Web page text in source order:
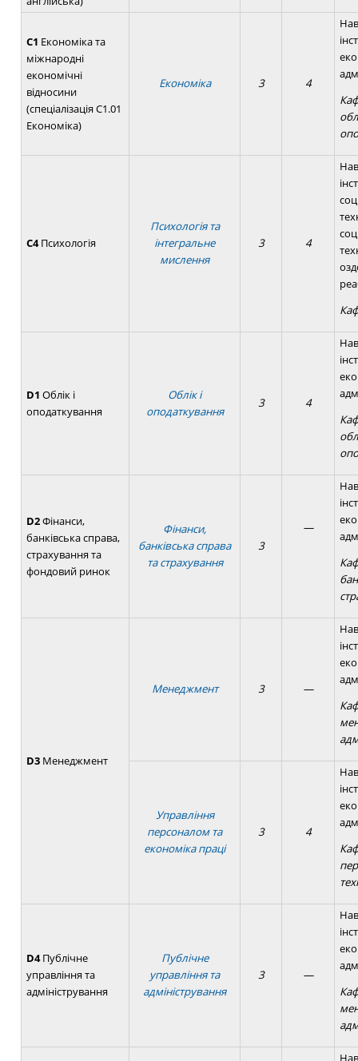
C1 Економіка та
міжнародні
економічні
відносини
(спеціалізація C1.01
Економіка)
Економіка 3 4
С4Психологія
Психологія та
інтегральне
мислення
3 4
D1 Облік і
оподаткування
Облік і
оподаткування
3 4
D2Фінанси,
банківська справа,
страхування та
фондовий ринок
Фінанси,
банківська справа
та страхування
3
—
D3 Менеджмент
Менеджмент 3 —
Управління
персоналом та
економіка праці
3 4
D4Публічне
управління та
адміністрування
Публічне
управління та
адміністрування
3 —